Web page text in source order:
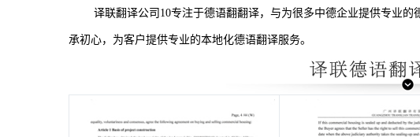
译联翻译公司 10专注于德语翻翻译，与为很多中德企业提供专业
承初心，为客户提供专业的本地化德语翻译服务。